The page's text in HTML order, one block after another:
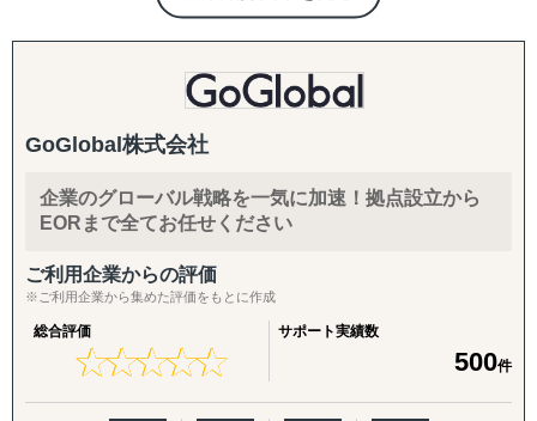
2007年に日本の会計事務所として初めてインドに進出し、
翌年ASEAN一帯、中南米等にも展開。
ございます。
また、自社拠点を持たない国についても、現地パートナ
ー・提携専門家とのネットワークを通じて、世界どこでも
海外進出のご相談・市場調査から、現地法人設立、海外子
会社管理、クロスボーダーM&A、事業戦略再構築、撤退ま
で、国際ビジネスのすべてのフェーズをワンストップでサ
ポート。
GoGlobal株式会社
企業のグローバル戦略を一気に加速！拠点設立から
EORまで全てお任せください
ご利用企業からの評価
※ご利用企業から集めた評価をもとに作成
総合評価
★★★★★
★★★★★
サポート実績数
500件